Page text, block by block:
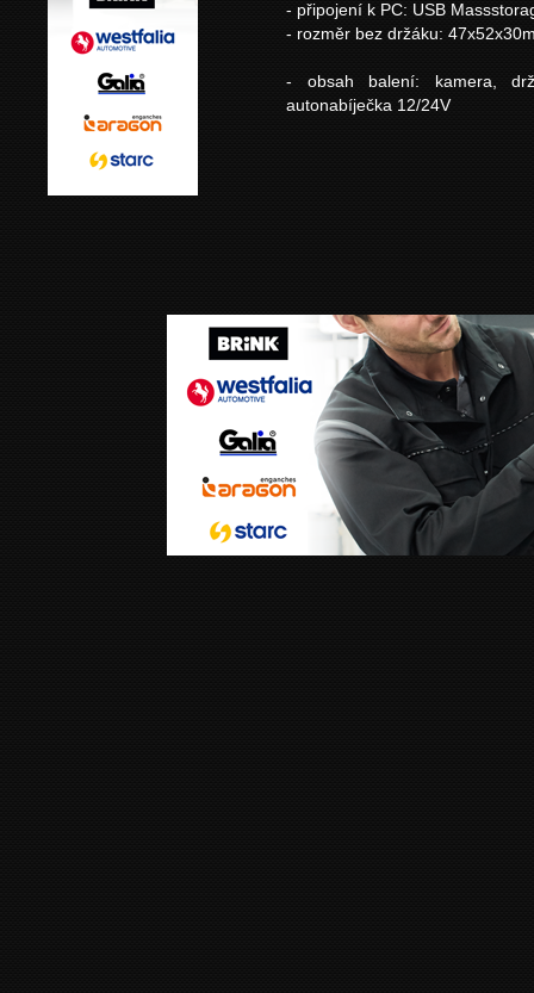
- připojení k PC: USB
- rozměr bez držáku:
- obsah balení: kamera,
autonabíječka 12/24V